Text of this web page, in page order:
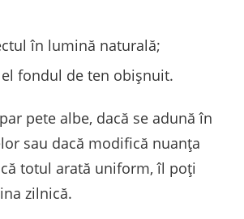
în lumină naturală;
fondul de ten obișnuit.
pete albe, dacă se adună în
sau dacă modifică nuanța
totul arată uniform, îl poți
zilnică.